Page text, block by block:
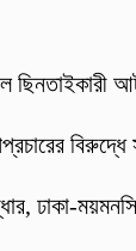
ছিনতাইকারী
ঢাকা-